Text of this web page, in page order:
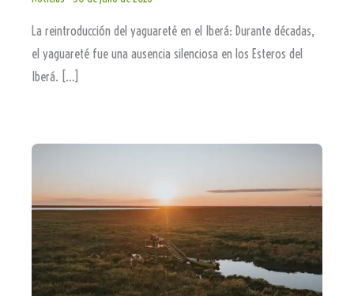
La reintroducción del yaguareté en el Iberá: Durante décadas,
el yaguareté fue una ausencia silenciosa en los Esteros del
Iberá. […]